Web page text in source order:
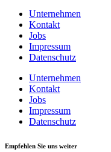
Unternehmen
Kontakt
Jobs
Impressum
Datenschutz
Unternehmen
Kontakt
Jobs
Impressum
Datenschutz
Empfehlen Sie uns weiter